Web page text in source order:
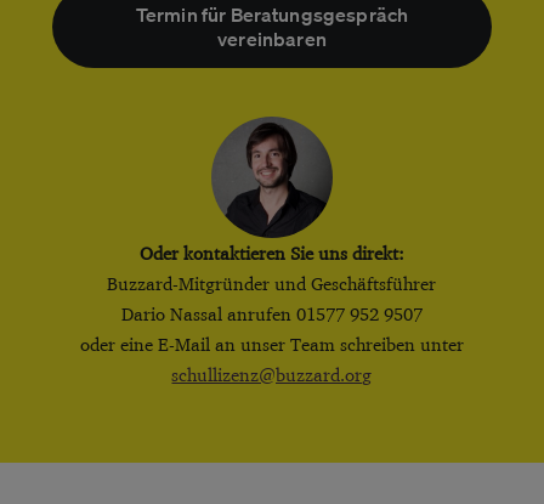
Termin für Beratungsgespräch
vereinbaren
Oder kontaktieren Sie uns direkt:
Buzzard-Mitgründer und Geschäftsführer
Dario Nassal anrufen 01577 952 9507
oder eine E-Mail an unser Team schreiben unter
schullizenz@buzzard.org